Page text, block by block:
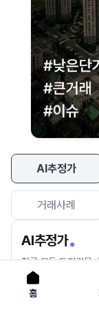
AI추정가
거래사례
AI추정가
전국 모든 토지건물,
세요.
홈